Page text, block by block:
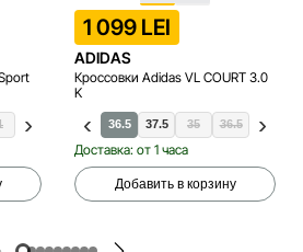
31.5 33 33.5 34 34.5 35
1 099 LEI
ADIDAS
Кроссовки Adidas VL COURT 3.0
K
34 36.5 37.5 35 36.5 37
Доставка: от 1 часа
Добавить в корзину